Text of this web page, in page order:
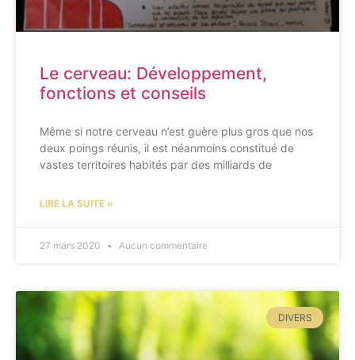
Le cerveau: Développement,
fonctions et conseils
Même si notre cerveau n’est guère plus gros que nos
deux poings réunis, il est néanmoins constitué de
vastes territoires habités par des milliards de
LIRE LA SUITE »
27 mars 2020 Aucun commentaire
DIVERS